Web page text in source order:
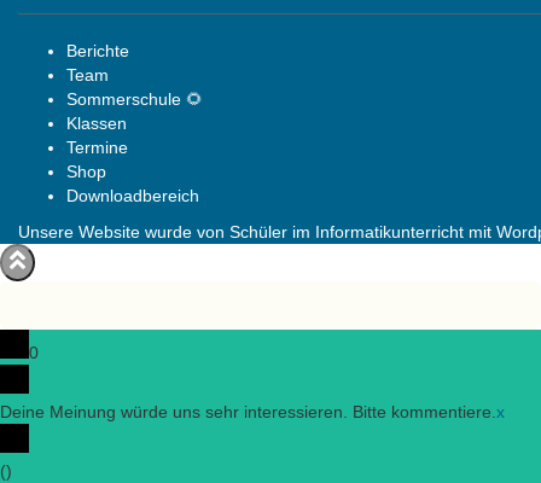
Berichte
Team
Sommerschule 🌻
Klassen
Termine
Shop
Downloadbereich
Unsere Website wurde von Schüler im Informatikunterricht mit
0
Deine Meinung würde uns sehr interessieren. Bitte kommentiere. x
()